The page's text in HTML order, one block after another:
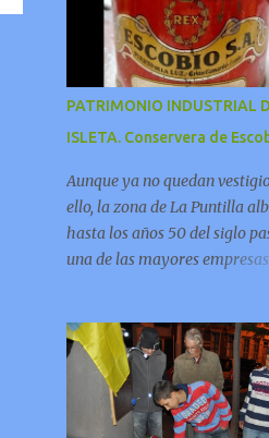
sobre la historia del barrio,
mayor protagonismo del
deporte. 20,00 horas. Charla,
organizada por Iniciativa
Canarias?", ponente D.
Moreno Castilla. en el Centro
Dámaso. 26 de febrero:
especial, en horario de
jueves 26 para recibir las
"DÍA DE LA ISLETA", en la
Pueblo, ofrenda floral a las
que han ayudado al
barrio, con actuaciones de
baile Kendra y Murga Los
PATRIMONIO INDUSTRIAL
ISLETA. Conservera de
Aunque ya no quedan
ello, la zona de La Puntilla
hasta los años 50 del siglo
una de las mayores empresas
industria era conocida
como la “factoría de
este video Jorge Pulido nos
informaciones sobre esta